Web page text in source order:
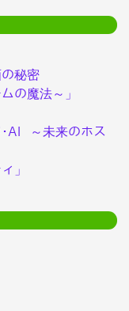
秘密
の魔法～」
･AI ～未来のホス
」